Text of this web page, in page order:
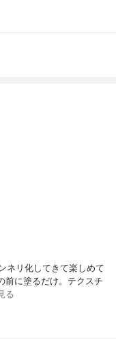
ネリ化してきて楽しめて
前に塗るだけ。テクスチ
る